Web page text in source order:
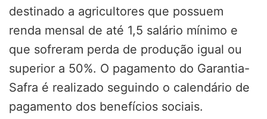
destinado a agricultores que possuem
renda mensal de até 1,5 salário mínimo e
que sofreram perda de produção igual ou
superior a 50%. O pagamento do Garantia-
Safra é realizado seguindo o calendário de
pagamento dos benefícios sociais.